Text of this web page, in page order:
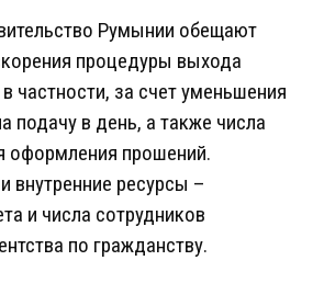
Румынии обещают
процедуры выхода
частности, за счет уменьшения
подачу в день, а также числа
оформления прошений.
внутренние ресурсы –
и числа сотрудников
по гражданству.